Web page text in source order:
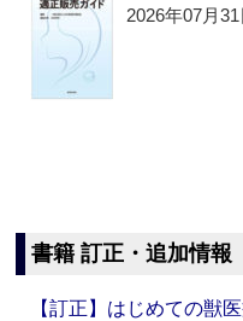
2026年07月
書籍 訂正・追加情報
【訂正】はじめての獣